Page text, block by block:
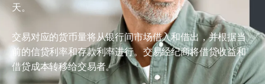
天。
交易对应的货币量将从银行间市场借入和借出，并根据当
前的信贷利率和存款利率进行。交易经纪商将借贷收益和
借贷成本转移给交易者。